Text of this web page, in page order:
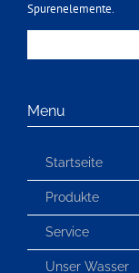
Spurenelemente.
Menu
Startseite
Produkte
Service
Unser Wasser